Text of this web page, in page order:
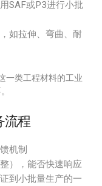
SAF或P3进行小批
如拉伸、弯曲、耐
一类工程材料的工业
流程
机制
），能否快速响应
到小批量生产的一